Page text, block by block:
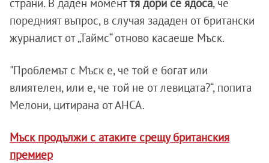
страни. В даден моменття дори се ядоса, че
поредният въпрос, в случая зададен от британски
журналист от „Таймс“ отново касаеше Мъск.
"Проблемът с Мъск е, че той е богат или
влиятелен, или е, че той не от левицата?“, попита
Мелони, цитирана от АНСА.
Мъск продължи с атаките срещу британския
премиер